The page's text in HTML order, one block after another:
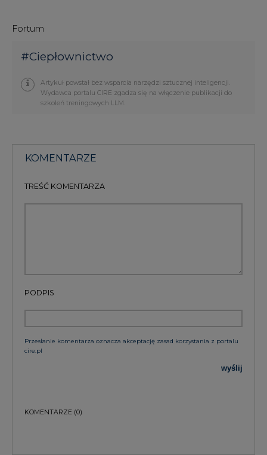
Fortum
#Ciepłownictwo
Artykuł powstał bez wsparcia narzędzi sztucznej inteligencji.
Wydawca portalu CIRE zgadza się na włączenie publikacji do
szkoleń treningowych LLM.
KOMENTARZE
TREŚĆ KOMENTARZA
PODPIS
Przesłanie komentarza oznacza akceptację zasad korzystania z portalu
cire.pl
wyślij
KOMENTARZE (0)